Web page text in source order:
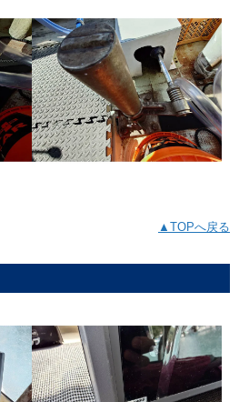
▲TOPへ戻る